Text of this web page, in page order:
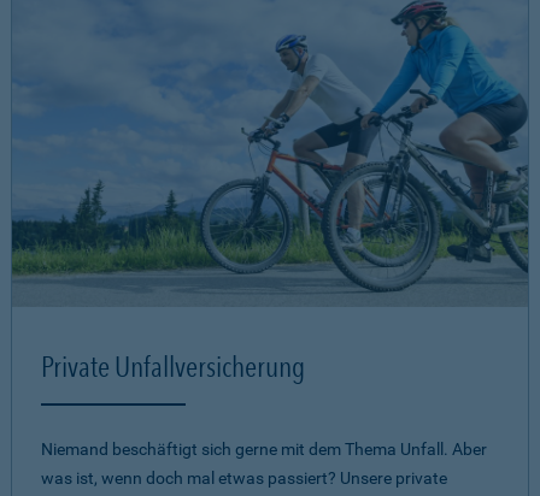
Private Unfallversicherung
Niemand beschäftigt sich gerne mit dem Thema Unfall. Aber
was ist, wenn doch mal etwas passiert? Unsere private